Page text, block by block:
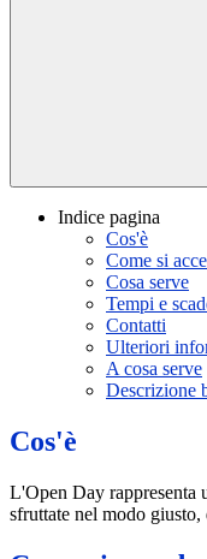
Indice pagina
Cos'è
Come si
Cosa serve
Tempi e
Contatti
Ulteriori
A cosa serve
Descrizione
Cos'è
L'Open Day rappresenta
sfruttate nel modo giusto,